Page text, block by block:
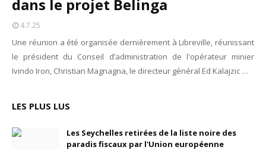
dans le projet Belinga
4.7.25
Une réunion a été organisée dernièrement à Libreville, réunissant
le président du Conseil d’administration de l'opérateur minier
Ivindo Iron, Christian Magnagna, le directeur général Ed Kalajzic …
LES PLUS LUS
Les Seychelles retirées de la liste noire des
paradis fiscaux par l'Union européenne